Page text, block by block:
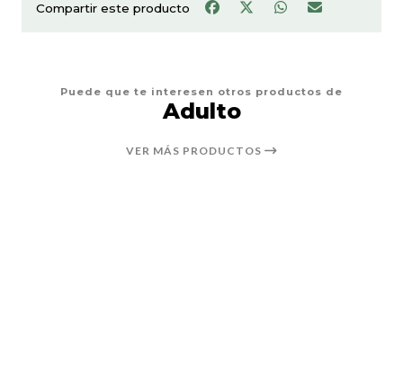
Compartir este producto
Puede que te interesen otros productos de
Adulto
VER MÁS PRODUCTOS